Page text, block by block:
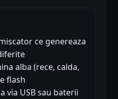
ce genereaza
alba (rece, calda,
flash
via USB sau baterii